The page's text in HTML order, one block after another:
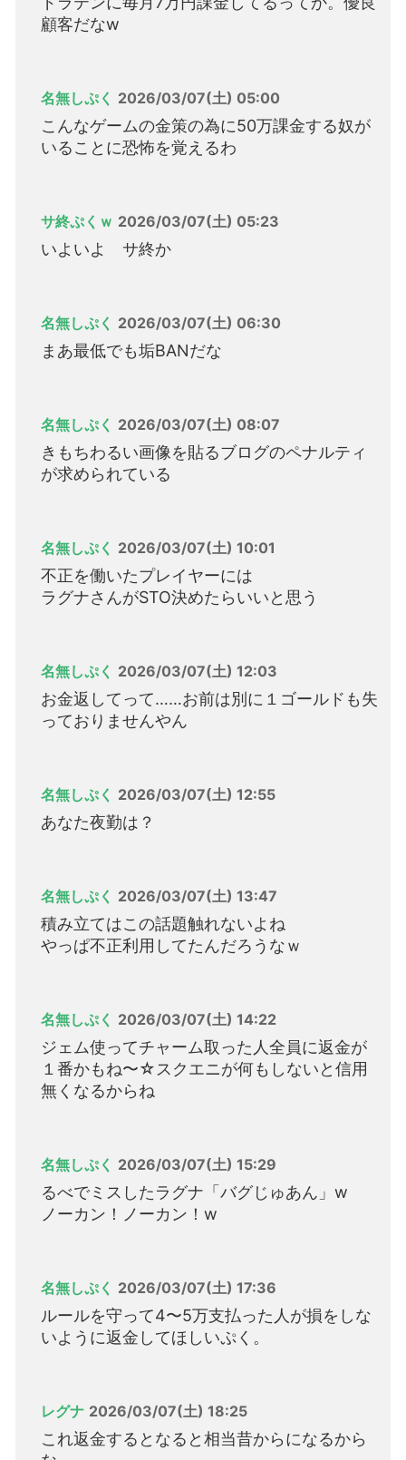
顧客だなw
名無しぷく 2026/03/07(土) 05:00
こんなゲームの金策の為に50万課金する奴が
いることに恐怖を覚えるわ
サ終ぷくｗ 2026/03/07(土) 05:23
いよいよ サ終か
名無しぷく 2026/03/07(土) 06:30
まあ最低でも垢BANだな
名無しぷく 2026/03/07(土) 08:07
きもちわるい画像を貼るブログのペナルティ
が求められている
名無しぷく 2026/03/07(土) 10:01
不正を働いたプレイヤーには
ラグナさんがSTO決めたらいいと思う
名無しぷく 2026/03/07(土) 12:03
お金返してって……お前は別に１ゴールドも失
っておりませんやん
名無しぷく 2026/03/07(土) 12:55
あなた夜勤は？
名無しぷく 2026/03/07(土) 13:47
積み立てはこの話題触れないよね
やっぱ不正利用してたんだろうなｗ
名無しぷく 2026/03/07(土) 14:22
ジェム使ってチャーム取った人全員に返金が
１番かもね〜☆スクエニが何もしないと信用
無くなるからね
名無しぷく 2026/03/07(土) 15:29
るべでミスしたラグナ「バグじゅあん」w
ノーカン！ノーカン！w
名無しぷく 2026/03/07(土) 17:36
ルールを守って4〜5万支払った人が損をしな
いように返金してほしいぷく。
レグナ 2026/03/07(土) 18:25
これ返金するとなると相当昔からになるから